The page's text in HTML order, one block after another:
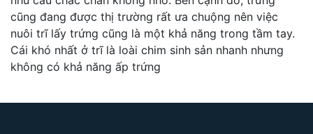
cũng đang được thị trường rất ưa chuộng nên việc
nuôi trĩ lấy trứng cũng là một khả năng trong tầm tay.
Cái khó nhất ở trĩ là loài chim sinh sản nhanh nhưng
không có khả năng ấp trứng